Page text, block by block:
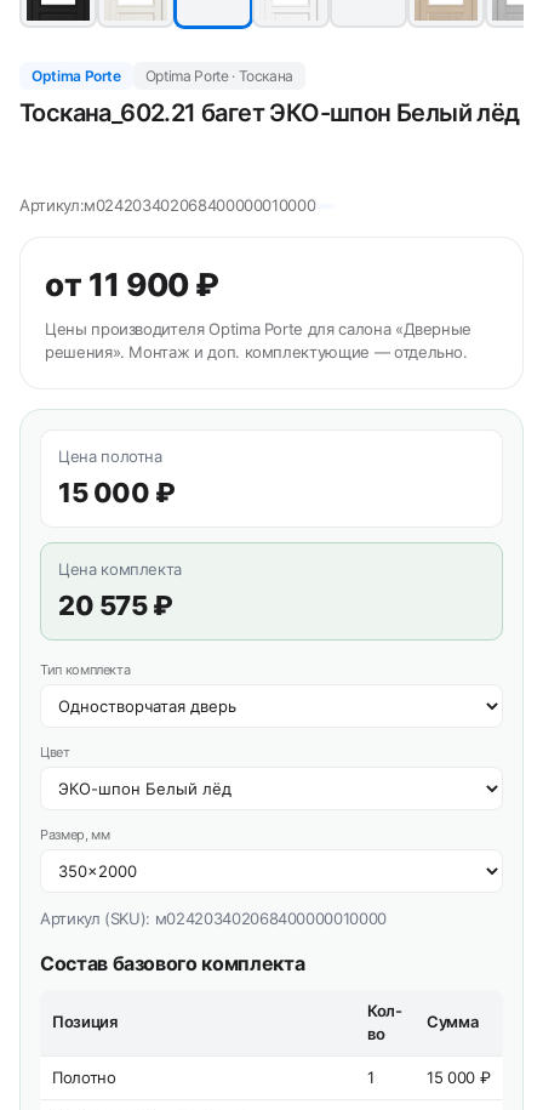
Optima Porte Optima Porte · Тоскана
Тоскана_602.21 багет ЭКО-шпон Белый лёд
Артикул:м024203402068400000010000
от 11 900 ₽
Цены производителя Optima Porte для салона «Дверные
решения». Монтаж и доп. комплектующие — отдельно.
Цена полотна
15 000 ₽
Цена комплекта
20 575 ₽
Тип комплекта
Цвет
Размер, мм
Артикул (SKU): м024203402068400000010000
Состав базового комплекта
Позиция
Кол-
во
Сумма
Полотно 1 15 000 ₽